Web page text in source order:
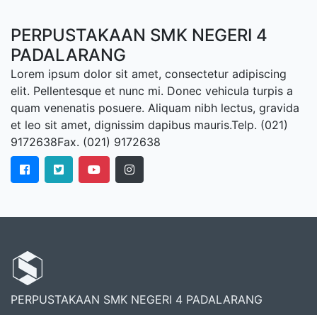
PERPUSTAKAAN SMK NEGERI 4
PADALARANG
Lorem ipsum dolor sit amet, consectetur adipiscing
elit. Pellentesque et nunc mi. Donec vehicula turpis a
quam venenatis posuere. Aliquam nibh lectus, gravida
et leo sit amet, dignissim dapibus mauris.Telp. (021)
9172638Fax. (021) 9172638
PERPUSTAKAAN SMK NEGERI 4 PADALARANG